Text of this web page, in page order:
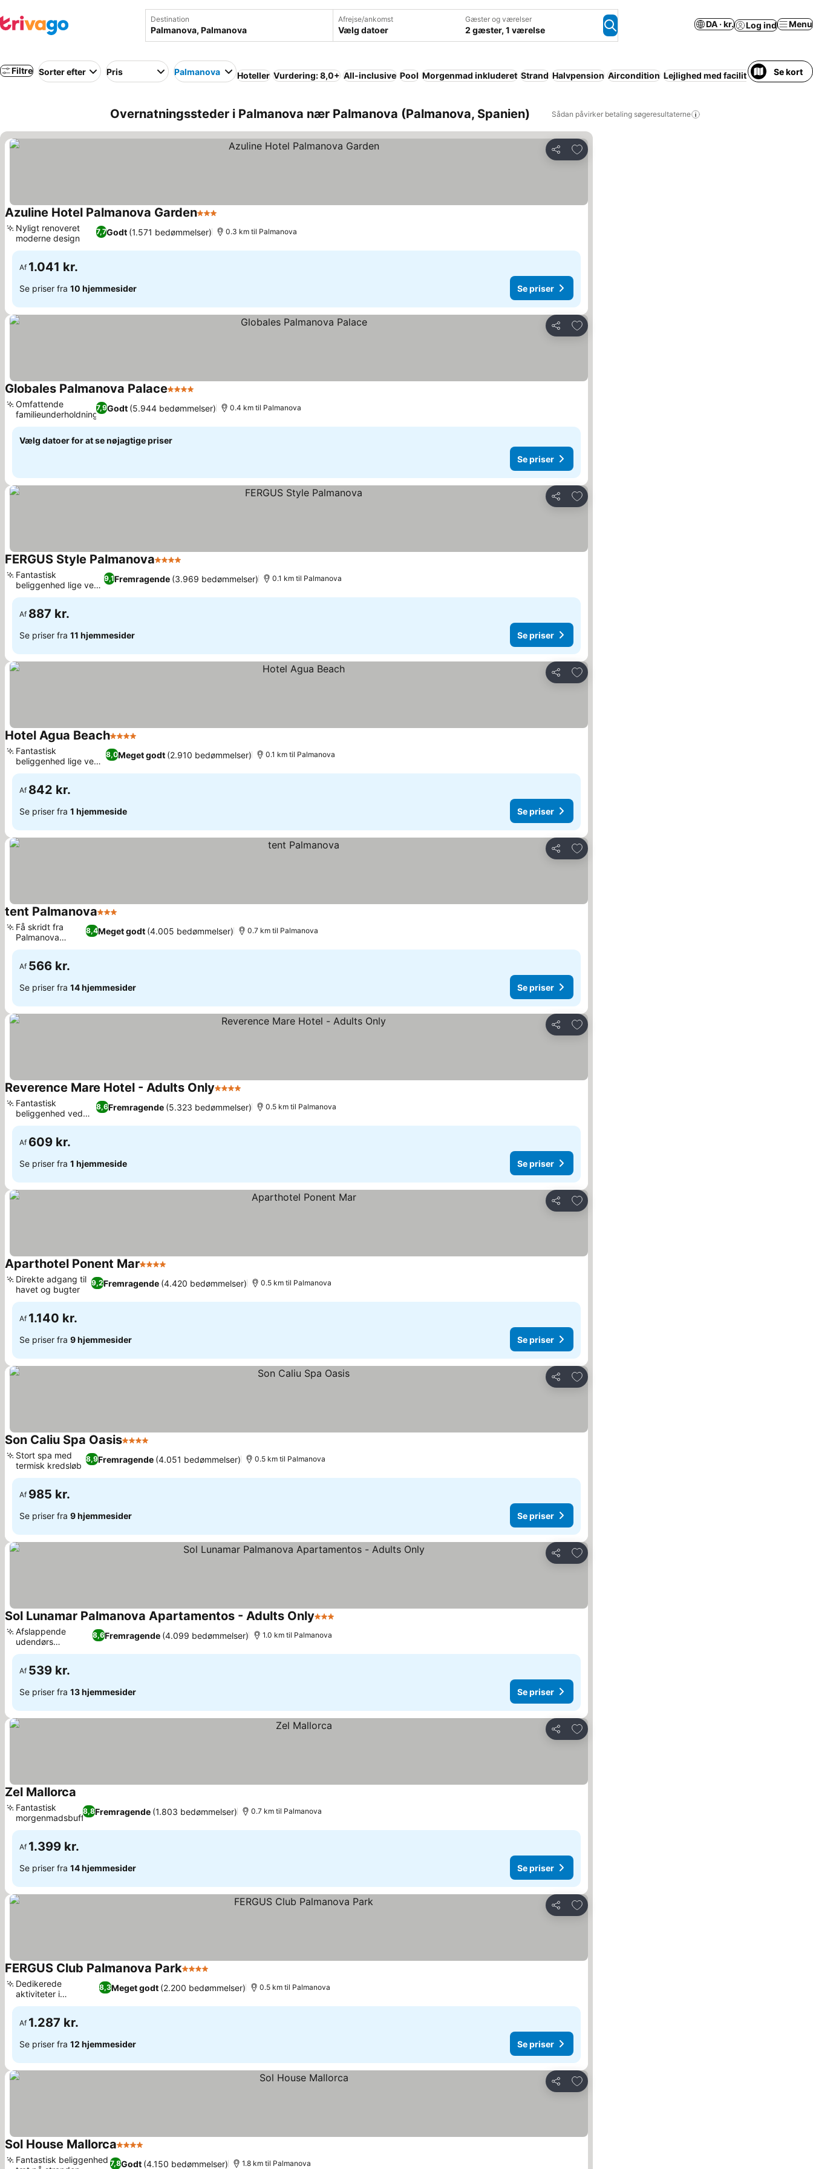
Destination Afrejse/ankomst
Vælg datoer
Gæster og værelser
2 gæster, 1 værelse
DA · kr. Log ind Menu
Filtre Sorter efter Pris Palmanova Hoteller Vurdering: 8,0+ All-inclusive Pool Morgenmad inkluderet Strand Halvpension Aircondition Lejlighed med faciliteter Resort
Se kort
Overnatningssteder i Palmanova nær Palmanova (Palmanova, Spanien) Sådan påvirker betaling søgeresultaterne
Del
Føj til favoritter
Azuline Hotel Palmanova Garden3 Stjerner
7,7Godt (1.571 bedømmelser)
Nyligt renoveret
moderne design
0.3 km til Palmanova
Af 1.041 kr.
Se priser fra 10 hjemmesider Se priser
Del
Føj til favoritter
Globales Palmanova Palace4 Stjerner
7,9Godt (5.944 bedømmelser)
Omfattende
familieunderholdning
0.4 km til Palmanova
Vælg datoer for at se nøjagtige priser
Se priser
Del
Føj til favoritter
FERGUS Style Palmanova4 Stjerner
9,1Fremragende (3.969 bedømmelser)
Fantastisk
beliggenhed lige ved
stranden
0.1 km til Palmanova
Af 887 kr.
Se priser fra 11 hjemmesider Se priser
Del
Føj til favoritter
Hotel Agua Beach4 Stjerner
8,0Meget godt (2.910 bedømmelser)
Fantastisk
beliggenhed lige ved
stranden
0.1 km til Palmanova
Af 842 kr.
Se priser fra 1 hjemmeside Se priser
Del
Føj til favoritter
tent Palmanova3 Stjerner
8,4Meget godt (4.005 bedømmelser)
Få skridt fra
Palmanova
Strand
0.7 km til Palmanova
Af 566 kr.
Se priser fra 14 hjemmesider Se priser
Del
Føj til favoritter
Reverence Mare Hotel - Adults Only4 Stjerner
8,6Fremragende (5.323 bedømmelser)
Fantastisk
beliggenhed ved
stranden
0.5 km til Palmanova
Af 609 kr.
Se priser fra 1 hjemmeside Se priser
Del
Føj til favoritter
Aparthotel Ponent Mar4 Stjerner
9,2Fremragende (4.420 bedømmelser)
Direkte adgang til
havet og bugter
0.5 km til Palmanova
Af 1.140 kr.
Se priser fra 9 hjemmesider Se priser
Del
Føj til favoritter
Son Caliu Spa Oasis4 Stjerner
8,9Fremragende (4.051 bedømmelser)
Stort spa med
termisk kredsløb
0.5 km til Palmanova
Af 985 kr.
Se priser fra 9 hjemmesider Se priser
Del
Føj til favoritter
Sol Lunamar Palmanova Apartamentos - Adults Only3 Stjerner
8,6Fremragende (4.099 bedømmelser)
Afslappende
udendørs
poolområde
1.0 km til Palmanova
Af 539 kr.
Se priser fra 13 hjemmesider Se priser
Del
Føj til favoritter
Zel Mallorca
8,8Fremragende (1.803 bedømmelser)
Fantastisk
morgenmadsbuffet
0.7 km til Palmanova
Af 1.399 kr.
Se priser fra 14 hjemmesider Se priser
Del
Føj til favoritter
FERGUS Club Palmanova Park4 Stjerner
8,3Meget godt (2.200 bedømmelser)
Dedikerede
aktiviteter i
børneklubben
0.5 km til Palmanova
Af 1.287 kr.
Se priser fra 12 hjemmesider Se priser
Del
Føj til favoritter
Sol House Mallorca4 Stjerner
7,8Godt (4.150 bedømmelser)
Fantastisk beliggenhed
1.8 km til Palmanova